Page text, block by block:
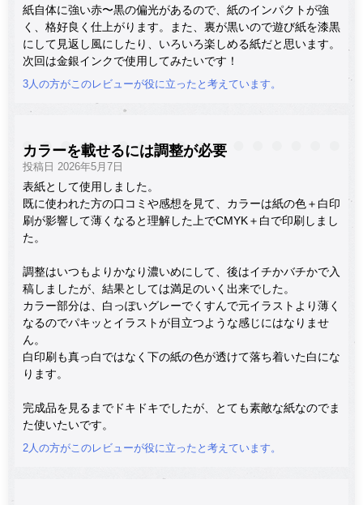
紙自体に強い赤〜黒の偏光があるので、紙のインパクトが強
く、格好良く仕上がります。また、裏が黒いので遊び紙を漆黒
にして見返し風にしたり、いろいろ楽しめる紙だと思います。
次回は金銀インクで使用してみたいです！
3人の方がこのレビューが役に立ったと考えています。
カラーを載せるには調整が必要
投稿日 2026年5月7日
表紙として使用しました。
既に使われた方の口コミや感想を見て、カラーは紙の色＋白印
刷が影響して薄くなると理解した上でCMYK＋白で印刷しまし
た。
調整はいつもよりかなり濃いめにして、後はイチかバチかで入
稿しましたが、結果としては満足のいく出来でした。
カラー部分は、白っぽいグレーでくすんで元イラストより薄く
なるのでパキッとイラストが目立つような感じにはなりませ
ん。
白印刷も真っ白ではなく下の紙の色が透けて落ち着いた白にな
ります。
完成品を見るまでドキドキでしたが、とても素敵な紙なのでま
た使いたいです。
2人の方がこのレビューが役に立ったと考えています。